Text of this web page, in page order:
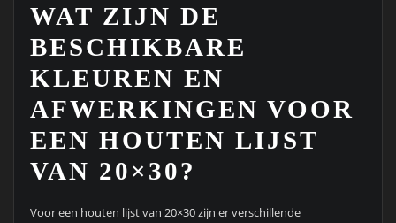
WAT ZIJN DE
BESCHIKBARE
KLEUREN EN
AFWERKINGEN VOOR
EEN HOUTEN LIJST
VAN 20×30?
Voor een houten lijst van 20×30 zijn er verschillende